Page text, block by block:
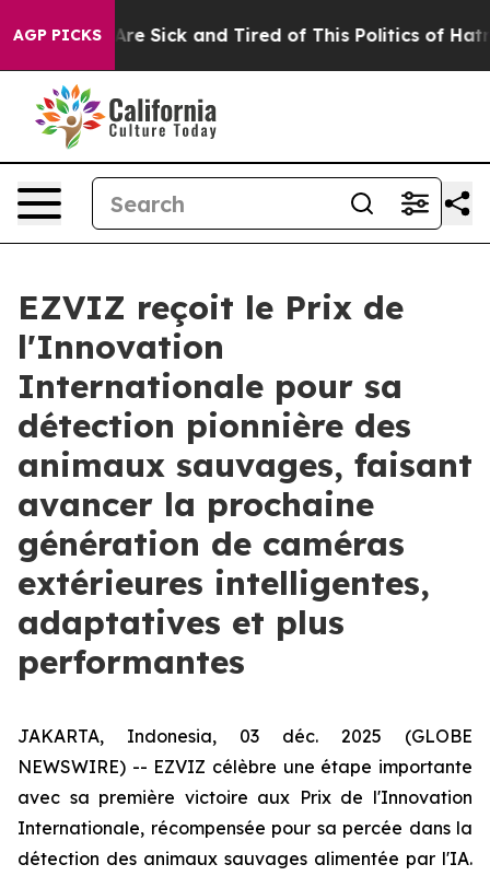
AGP PICKSAre Sick and Tired of This Politics of Hatred”
EZVIZ reçoit le Prix de
l'Innovation
Internationale pour sa
détection pionnière des
animaux sauvages, faisant
avancer la prochaine
génération de caméras
extérieures intelligentes,
adaptatives et plus
performantes
JAKARTA, Indonesia, 03 déc. 2025 (GLOBE
NEWSWIRE) -- EZVIZ célèbre une étape importante
avec sa première victoire aux Prix de l'Innovation
Internationale, récompensée pour sa percée dans la
détection des animaux sauvages alimentée par l'IA.